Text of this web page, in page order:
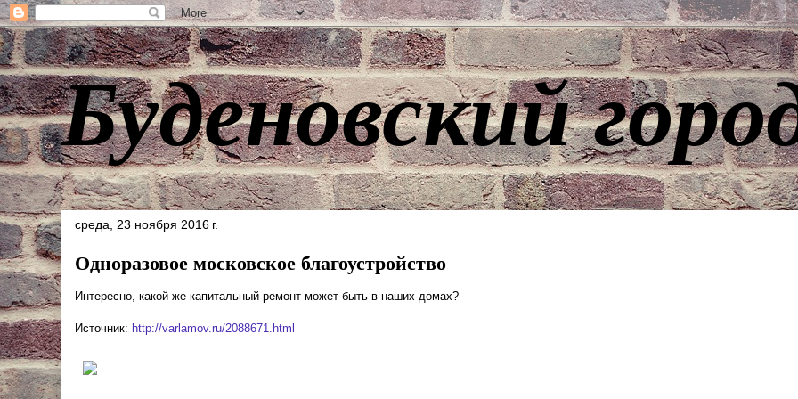
Буденовский
среда, 23 ноября 2016 г.
Одноразовое московское благоустройство
Интересно, какой же капитальный ремонт может быть в наших домах?
Источник: http://varlamov.ru/2088671.html